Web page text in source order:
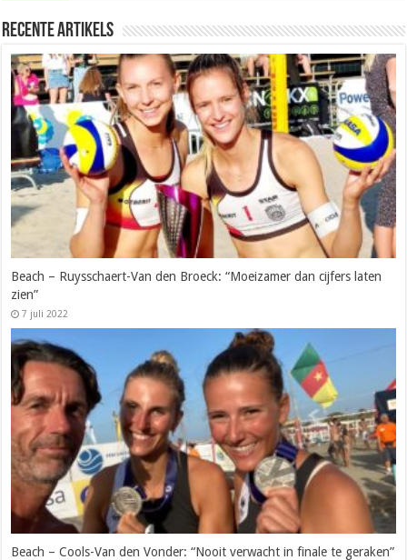
Recente artikels
Beach – Ruysschaert-Van den Broeck: “Moeizamer dan cijfers laten
zien”
7 juli 2022
Beach – Cools-Van den Vonder: “Nooit verwacht in finale te geraken”